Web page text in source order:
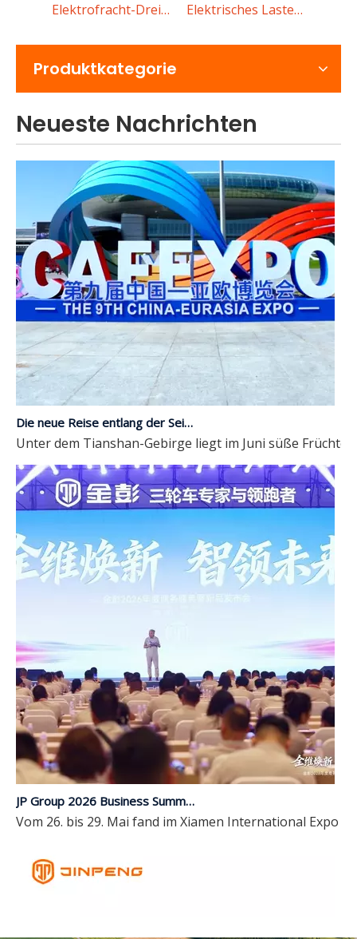
Elektrofracht-Dreirad C-QL150 Elektrisches Lastendreirad JB II 180
Produktkategorie
Neueste Nachrichten
Eine vollständige Anleitung zum Kauf eines
Die neue Reise entlang der Seidenstraße | JP Group debütiert auf der 9. China-Eurasia Expo
Unter dem Tianshan-Gebirge liegt im Juni süße Früchte
JP Group 2026 Business Summit und Einführung neuer Produkte endet erfolgreich | Umfassendes Upgrade, mit Intelligenz in die Zukunft führen
Vom 26. bis 29. Mai fand im Xiamen International Expo